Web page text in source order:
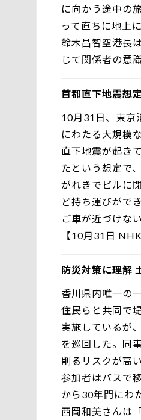
に向かう途中の
って直ちに地上
鈴木昌智空港長
じて関係者の意
首都直下地震想
10月31日、東京
にわたる大規模
直下地震が起き
たという想定で
がれきでビルに
ど持ち運びがで
ご車が近づけな
【10月31日
防災対策に理解
香川県内唯一の
住民らと共同で
実施しているが
を巡回した。同
削るリスクが高
参加者はバスで
から30年間にわ
西岡和美さんは